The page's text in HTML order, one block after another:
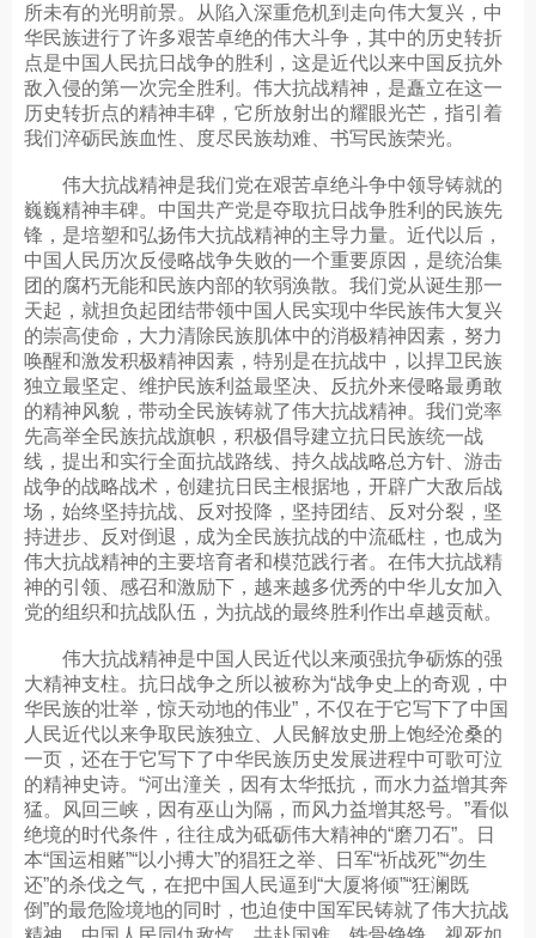
所未有的光明前景。从陷入深重危机到走向伟大复兴，中
华民族进行了许多艰苦卓绝的伟大斗争，其中的历史转折
点是中国人民抗日战争的胜利，这是近代以来中国反抗外
敌入侵的第一次完全胜利。伟大抗战精神，是矗立在这一
历史转折点的精神丰碑，它所放射出的耀眼光芒，指引着
我们淬砺民族血性、度尽民族劫难、书写民族荣光。
伟大抗战精神是我们党在艰苦卓绝斗争中领导铸就的
巍巍精神丰碑。中国共产党是夺取抗日战争胜利的民族先
锋，是培塑和弘扬伟大抗战精神的主导力量。近代以后，
中国人民历次反侵略战争失败的一个重要原因，是统治集
团的腐朽无能和民族内部的软弱涣散。我们党从诞生那一
天起，就担负起团结带领中国人民实现中华民族伟大复兴
的崇高使命，大力清除民族肌体中的消极精神因素，努力
唤醒和激发积极精神因素，特别是在抗战中，以捍卫民族
独立最坚定、维护民族利益最坚决、反抗外来侵略最勇敢
的精神风貌，带动全民族铸就了伟大抗战精神。我们党率
先高举全民族抗战旗帜，积极倡导建立抗日民族统一战
线，提出和实行全面抗战路线、持久战战略总方针、游击
战争的战略战术，创建抗日民主根据地，开辟广大敌后战
场，始终坚持抗战、反对投降，坚持团结、反对分裂，坚
持进步、反对倒退，成为全民族抗战的中流砥柱，也成为
伟大抗战精神的主要培育者和模范践行者。在伟大抗战精
神的引领、感召和激励下，越来越多优秀的中华儿女加入
党的组织和抗战队伍，为抗战的最终胜利作出卓越贡献。
伟大抗战精神是中国人民近代以来顽强抗争砺炼的强
大精神支柱。抗日战争之所以被称为“战争史上的奇观，中
华民族的壮举，惊天动地的伟业”，不仅在于它写下了中国
人民近代以来争取民族独立、人民解放史册上饱经沧桑的
一页，还在于它写下了中华民族历史发展进程中可歌可泣
的精神史诗。“河出潼关，因有太华抵抗，而水力益增其奔
猛。风回三峡，因有巫山为隔，而风力益增其怒号。”看似
绝境的时代条件，往往成为砥砺伟大精神的“磨刀石”。日
本“国运相赌”“以小搏大”的猖狂之举、日军“祈战死”“勿生
还”的杀伐之气，在把中国人民逼到“大厦将倾”“狂澜既
倒”的最危险境地的同时，也迫使中国军民铸就了伟大抗战